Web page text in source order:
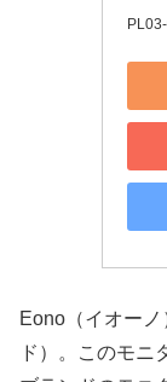
Eono（イオー
ド）。このモニ